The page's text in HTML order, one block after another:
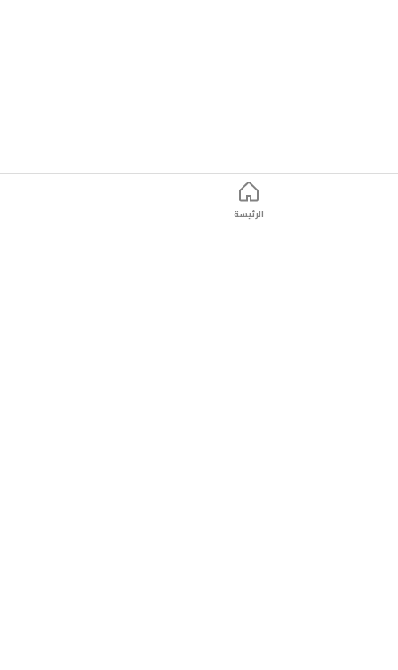
الرئيسة